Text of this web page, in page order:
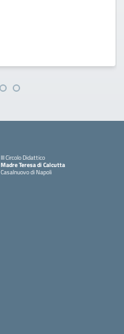
III Circolo Didattico
Madre Teresa di Calcutta
Casalnuovo di Napoli
— Visita la pagina iniziale della scuola